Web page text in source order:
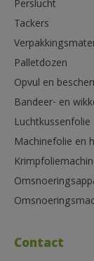
Perslucht
Tackers
Palletdozen
Opvul en
Bandeer- en
Luchtkussenfolie
Machinefolie en
Contact